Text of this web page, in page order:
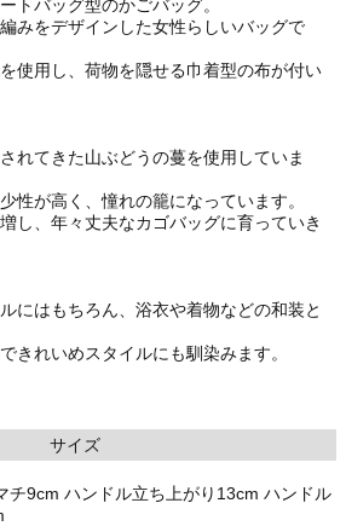
トバッグ型のかごバッグ。
みをデザインした女性らしいバッグで
使用し、荷物を隠せる巾着型の布が付い
れてきた山ぶどうの蔓を使用していま
性が高く、憧れの籠になっています。
し、年々丈夫なカゴバッグに育っていき
にはもちろん、浴衣や着物などの和装と
きれいめスタイルにも馴染みます。
サイズ
チ9cm ハンドル立ち上がり13cm ハンドル